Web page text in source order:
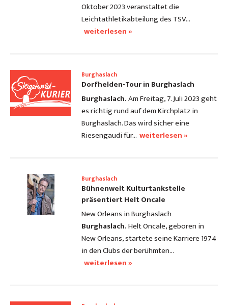
Oktober 2023 veranstaltet die
Leichtathletikabteilung des TSV…
weiterlesen »
Burghaslach
Dorfhelden-Tour in Burghaslach
Burghaslach.Am Freitag, 7. Juli 2023 geht
es richtig rund auf dem Kirchplatz in
Burghaslach. Das wird sicher eine
Riesengaudi für… weiterlesen »
Burghaslach
Bühnenwelt Kulturtankstelle
präsentiert Helt Oncale
New Orleans in Burghaslach
Burghaslach.Helt Oncale, geboren in
New Orleans, startete seine Karriere 1974
in den Clubs der berühmten…
weiterlesen »